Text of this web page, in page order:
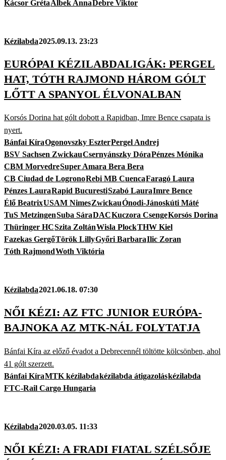
Kácsor GrétaAlbek AnnaDebre Viktor
Kézilabda2025.09.13. 23:23
EURÓPAI KÉZILABDALIGÁK: PERGEL
HAT, TÓTH RAJMOND HÁROM GÓLT
LŐTT A SPANYOL ÉLVONALBAN
Korsós Dorina hat gólt dobott a Rapidban, Imre Bence csapata is
nyert.
Bánfai KíraOgonovszky EszterPergel Andrej
BSV Sachsen ZwickauCsernyánszky DóraPénzes Mónika
CBM MorvedreSuper Amara Bera Bera
CB Ciudad de LogronoRebi MB CuencaFaragó Laura
Pénzes LauraRapid BucurestiSzabó LauraImre Bence
Élő BeatrixUSAM NimesZwickauÓnodi-Jánoskúti Máté
TuS MetzingenSuba SáraDACKuczora CsengeKorsós Dorina
Thüringer HCSzita ZoltánWisla PlockTHW Kiel
Fazekas GergőTörök LillyGyőri BarbaraIlic Zoran
Tóth RajmondWoth Viktória
Kézilabda2021.06.18. 07:30
NŐI KÉZI: AZ FTC JUNIOR EURÓPA-
BAJNOKA AZ MTK-NÁL FOLYTATJA
Bánfai Kíra az előző évadot a Debrecennél töltötte kölcsönben, ahol
41 gólt szerzett.
Bánfai KíraMTK kézilabdakézilabda átigazoláskézilabda
FTC-Rail Cargo Hungaria
Kézilabda2020.03.05. 11:33
NŐI KÉZI: A FRADI FIATAL SZÉLSŐJE